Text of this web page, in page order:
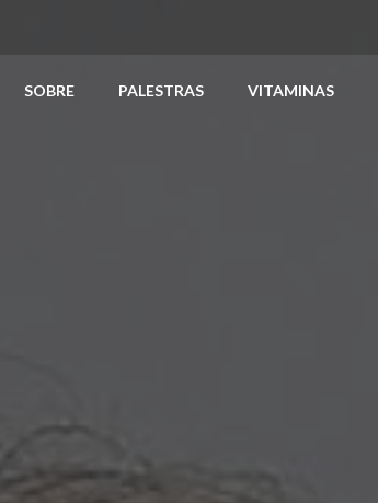
SOBRE PALESTRAS VITAMINAS